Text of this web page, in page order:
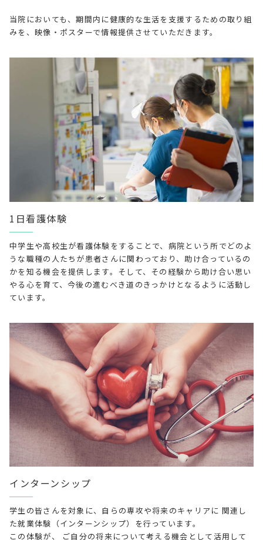
当院においても、期間内に健康的な生活を支援するための取り組
みを、映像・ポスターで情報提供させていただきます。
1日看護体験
中学生や高校生が看護体験をすることで、病院という所でどのよ
うな職種の人たちが患者さんに関わっており、助け合っているの
かを知る機会を提供します。そして、その経験から助け合い思い
やる心を育て、今後の進むべき道のきっかけとなるように活動し
ています。
インターンシップ
学生の皆さんを対象に、自らの専攻や将来のキャリアに 関連し
た就業体験（インターンシップ）を行っています。
この体験が、 ご自分の将来について考える機会として活用して